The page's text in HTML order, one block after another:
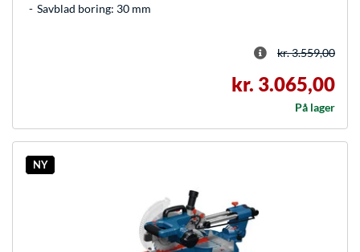
Savblad boring: 30 mm
kr. 3.559,00
kr. 3.065,00
På lager
NY